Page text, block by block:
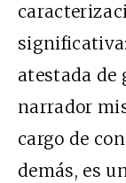
atestada de
narrador
cargo de
demás, es